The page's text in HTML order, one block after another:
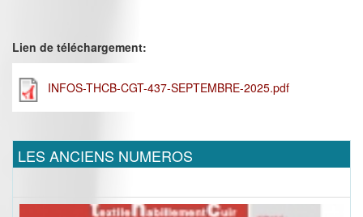
Lien de téléchargement:
INFOS-THCB-CGT-437-SEPTEMBRE-2025.pdf
LES ANCIENS NUMEROS